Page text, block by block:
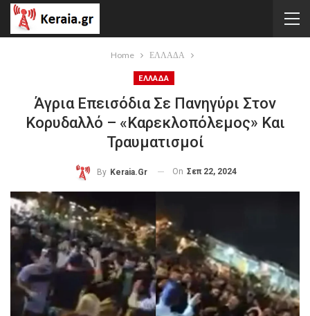
Home ΕΛΛΑΔΑ
ΕΛΛΑΔΑ
Άγρια Επεισόδια Σε Πανηγύρι Στον
Κορυδαλλό – «Καρεκλοπόλεμος» Και
Τραυματισμοί
By Keraia.gr On Σεπ 22, 2024